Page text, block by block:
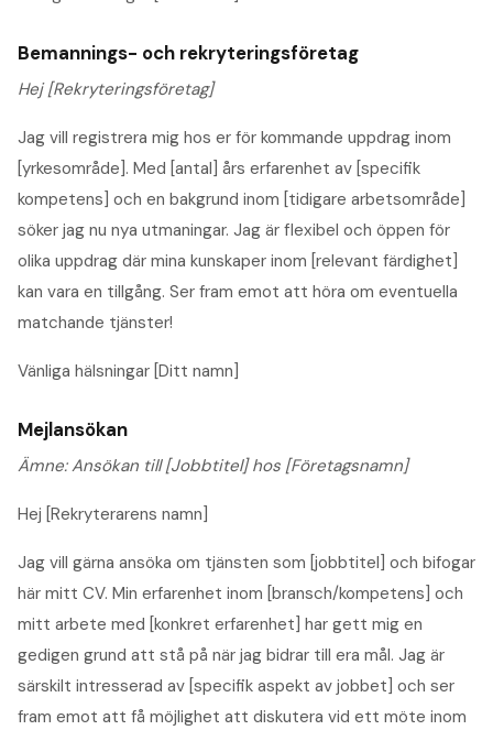
Bemannings- och rekryteringsföretag
Hej [Rekryteringsföretag]
Jag vill registrera mig hos er för kommande uppdrag inom
[yrkesområde]. Med [antal] års erfarenhet av [specifik
kompetens] och en bakgrund inom [tidigare arbetsområde]
söker jag nu nya utmaningar. Jag är flexibel och öppen för
olika uppdrag där mina kunskaper inom [relevant färdighet]
kan vara en tillgång. Ser fram emot att höra om eventuella
matchande tjänster!
Vänliga hälsningar [Ditt namn]
Mejlansökan
Ämne: Ansökan till [Jobbtitel] hos [Företagsnamn]
Hej [Rekryterarens namn]
Jag vill gärna ansöka om tjänsten som [jobbtitel] och bifogar
här mitt CV. Min erfarenhet inom [bransch/kompetens] och
mitt arbete med [konkret erfarenhet] har gett mig en
gedigen grund att stå på när jag bidrar till era mål. Jag är
särskilt intresserad av [specifik aspekt av jobbet] och ser
fram emot att få möjlighet att diskutera vid ett möte inom